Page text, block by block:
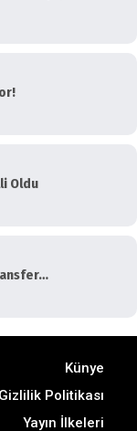
Oldu
Künye
Gizlilik Politikası
Yayın İlkeleri